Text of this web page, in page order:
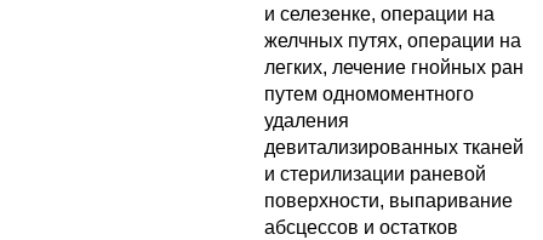
и селезенке, операции на
желчных путях, операции на
легких, лечение гнойных ран
путем одномоментного
удаления
девитализированных тканей
и стерилизации раневой
поверхности, выпаривание
абсцессов и остатков